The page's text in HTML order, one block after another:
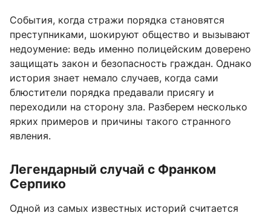
События, когда стражи порядка становятся
преступниками, шокируют общество и вызывают
недоумение: ведь именно полицейским доверено
защищать закон и безопасность граждан. Однако
история знает немало случаев, когда сами
блюстители порядка предавали присягу и
переходили на сторону зла. Разберем несколько
ярких примеров и причины такого странного
явления.
Легендарный случай с Франком
Серпико
Одной из самых известных историй считается